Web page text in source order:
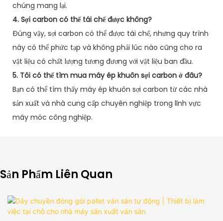
chúng mang lại.
4. Sợi carbon có thể tái chế được không?
Đúng vậy, sợi carbon có thể được tái chế, nhưng quy trình
này có thể phức tạp và không phải lúc nào cũng cho ra
vật liệu có chất lượng tương đương với vật liệu ban đầu.
5. Tôi có thể tìm mua máy ép khuôn sợi carbon ở đâu?
Bạn có thể tìm thấy máy ép khuôn sợi carbon từ các nhà
sản xuất và nhà cung cấp chuyên nghiệp trong lĩnh vực
máy móc công nghiệp.
Sản Phẩm Liên Quan